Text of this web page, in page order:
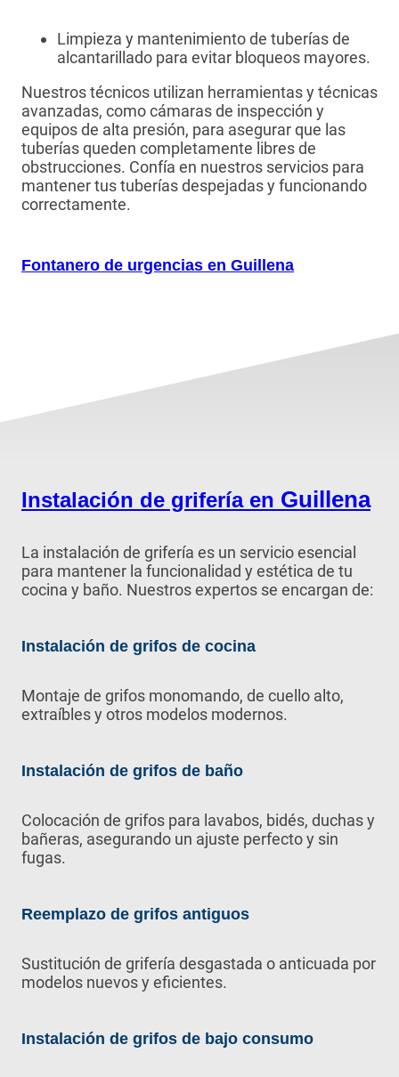
Limpieza y mantenimiento de tuberías de
alcantarillado para evitar bloqueos mayores.
Nuestros técnicos utilizan herramientas y técnicas
avanzadas, como cámaras de inspección y
equipos de alta presión, para asegurar que las
tuberías queden completamente libres de
obstrucciones. Confía en nuestros servicios para
mantener tus tuberías despejadas y funcionando
correctamente.
Fontanero de urgencias en Guillena
Instalación de grifería en Guillena
La instalación de grifería es un servicio esencial
para mantener la funcionalidad y estética de tu
cocina y baño. Nuestros expertos se encargan de:
Instalación de grifos de cocina
Montaje de grifos monomando, de cuello alto,
extraíbles y otros modelos modernos.
Instalación de grifos de baño
Colocación de grifos para lavabos, bidés, duchas y
bañeras, asegurando un ajuste perfecto y sin
fugas.
Reemplazo de grifos antiguos
Sustitución de grifería desgastada o anticuada por
modelos nuevos y eficientes.
Instalación de grifos de bajo consumo